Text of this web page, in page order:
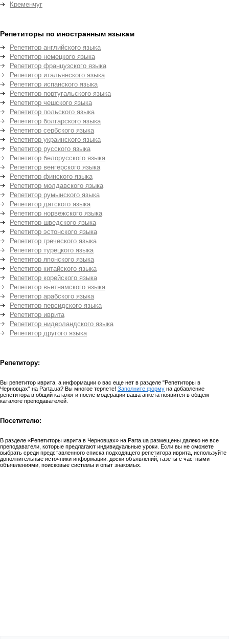
Кременчуг
Репетиторы по иностранным языкам
Репетитор английского языка
Репетитор немецкого языка
Репетитор французского языка
Репетитор итальянского языка
Репетитор испанского языка
Репетитор португальского языка
Репетитор чешского языка
Репетитор польского языка
Репетитор болгарского языка
Репетитор сербского языка
Репетитор украинского языка
Репетитор русского языка
Репетитор белорусского языка
Репетитор венгерского языка
Репетитор финского языка
Репетитор молдавского языка
Репетитор румынского языка
Репетитор датского языка
Репетитор норвежского языка
Репетитор шведского языка
Репетитор эстонского языка
Репетитор греческого языка
Репетитор турецкого языка
Репетитор японского языка
Репетитор китайского языка
Репетитор корейского языка
Репетитор вьетнамского языка
Репетитор арабского языка
Репетитор персидского языка
Репетитор иврита
Репетитор нидерландского языка
Репетитор другого языка
Репетитору:
Вы репетитор иврита, а информации о вас еще нет в разделе "Репетиторы в
Черновцах" на Parta.ua? Вы многое теряете! Заполните форму на добавление
репетитора в общий каталог и после модерации ваша анкета появится в общем
каталоге преподавателей.
Посетителю:
В разделе «Репетиторы иврита в Черновцах» на Parta.ua размещены далеко не все
преподаватели, которые предлагают индивидуальные уроки. Если вы не сможете
выбрать среди представленного списка подходящего репетитора иврита, используйте
дополнительные источники информации: доски объявлений, газеты с частными
объявлениями, поисковые системы и опыт знакомых.